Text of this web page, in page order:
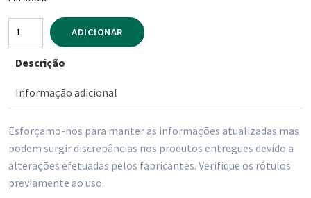
Quantidade
de
Vinho
Crasto
Vintage
ADICIONAR
Descrição
Informação adicional
Esforçamo-nos para manter as informações atualizadas mas
podem surgir discrepâncias nos produtos entregues devido a
alterações efetuadas pelos fabricantes. Verifique os rótulos
previamente ao uso.